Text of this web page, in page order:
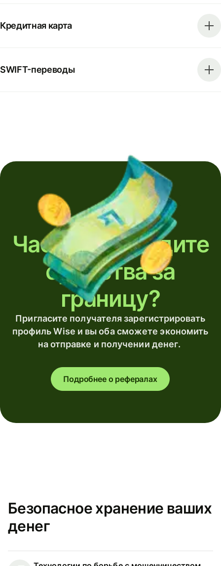
Кредитная карта
SWIFT-переводы
Часто переводите
средства за
границу?
Пригласите получателя зарегистрировать
профиль Wise и вы оба сможете экономить
на отправке и получении денег.
Подробнее о рефералах
Безопасное хранение ваших
денег